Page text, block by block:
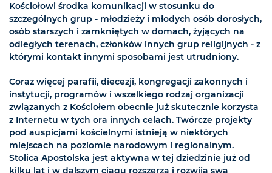
Kościołowi środka komunikacji w stosunku do
szczególnych grup - młodzieży i młodych osób dorosłych,
osób starszych i zamkniętych w domach, żyjących na
odległych terenach, członków innych grup religijnych - z
którymi kontakt innymi sposobami jest utrudniony.
Coraz więcej parafii, diecezji, kongregacji zakonnych i
instytucji, programów i wszelkiego rodzaj organizacji
związanych z Kościołem obecnie już skutecznie korzysta
z Internetu w tych ora innych celach. Twórcze projekty
pod auspicjami kościelnymi istnieją w niektórych
miejscach na poziomie narodowym i regionalnym.
Stolica Apostolska jest aktywna w tej dziedzinie już od
kilku lat i w dalszym ciągu rozszerza i rozwija swą